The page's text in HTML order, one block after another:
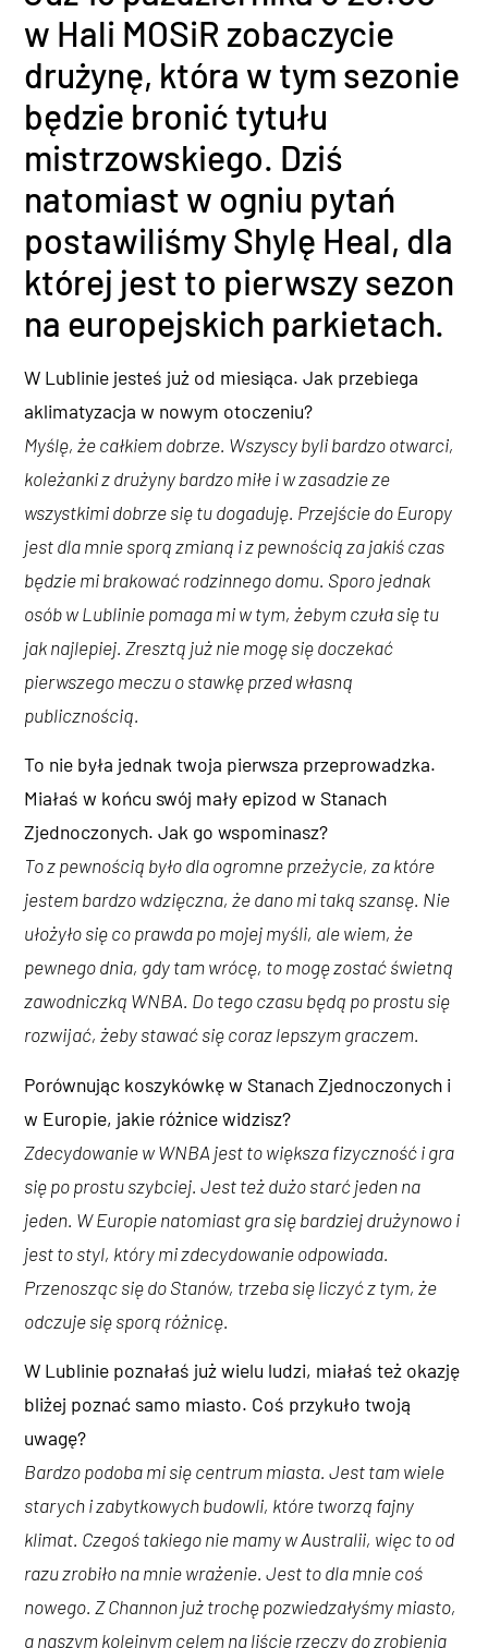
w Hali MOSiR zobaczycie
drużynę, która w tym sezonie
będzie bronić tytułu
mistrzowskiego. Dziś
natomiast w ogniu pytań
postawiliśmy Shylę Heal, dla
której jest to pierwszy sezon
na europejskich parkietach.
W Lublinie jesteś już od miesiąca. Jak przebiega
aklimatyzacja w nowym otoczeniu?
Myślę, że całkiem dobrze. Wszyscy byli bardzo otwarci,
koleżanki z drużyny bardzo miłe i w zasadzie ze
wszystkimi dobrze się tu dogaduję. Przejście do Europy
jest dla mnie sporą zmianą i z pewnością za jakiś czas
będzie mi brakować rodzinnego domu. Sporo jednak
osób w Lublinie pomaga mi w tym, żebym czuła się tu
jak najlepiej. Zresztą już nie mogę się doczekać
pierwszego meczu o stawkę przed własną
publicznością.
To nie była jednak twoja pierwsza przeprowadzka.
Miałaś w końcu swój mały epizod w Stanach
Zjednoczonych. Jak go wspominasz?
To z pewnością było dla ogromne przeżycie, za które
jestem bardzo wdzięczna, że dano mi taką szansę. Nie
ułożyło się co prawda po mojej myśli, ale wiem, że
pewnego dnia, gdy tam wrócę, to mogę zostać świetną
zawodniczką WNBA. Do tego czasu będą po prostu się
rozwijać, żeby stawać się coraz lepszym graczem.
Porównując koszykówkę w Stanach Zjednoczonych i
w Europie, jakie różnice widzisz?
Zdecydowanie w WNBA jest to większa fizyczność i gra
się po prostu szybciej. Jest też dużo starć jeden na
jeden. W Europie natomiast gra się bardziej drużynowo i
jest to styl, który mi zdecydowanie odpowiada.
Przenosząc się do Stanów, trzeba się liczyć z tym, że
odczuje się sporą różnicę.
W Lublinie poznałaś już wielu ludzi, miałaś też okazję
bliżej poznać samo miasto. Coś przykuło twoją
uwagę?
Bardzo podoba mi się centrum miasta. Jest tam wiele
starych i zabytkowych budowli, które tworzą fajny
klimat. Czegoś takiego nie mamy w Australii, więc to od
razu zrobiło na mnie wrażenie. Jest to dla mnie coś
nowego. Z Channon już trochę pozwiedzałyśmy miasto,
a naszym kolejnym celem na liście rzeczy do zrobienia